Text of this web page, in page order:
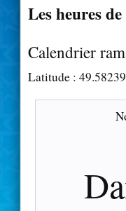
Les heures
Calendrier
Latitude :